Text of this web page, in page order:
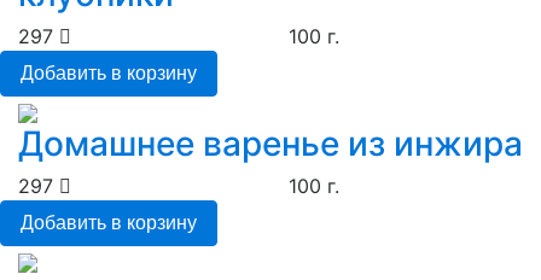
297 100 г.
Добавить в корзину
Домашнее варенье из инжира
297 100 г.
Добавить в корзину